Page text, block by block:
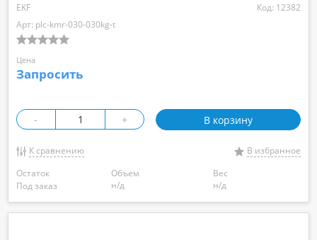
EKF
Код: 12382
Арт: plc-kmr-030-030kg-t
Цена
Запросить
- + В корзину
К сравнению
В избранное
Остаток
Под заказ
Объем
н/д
Вес
н/д